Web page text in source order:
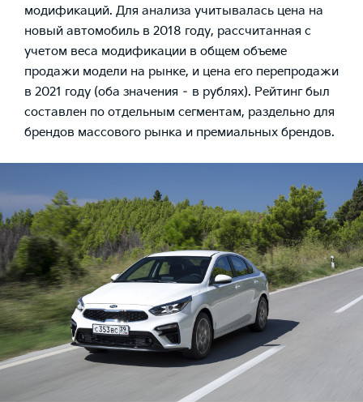
модификаций. Для анализа учитывалась цена на
новый автомобиль в 2018 году, рассчитанная с
учетом веса модификации в общем объеме
продажи модели на рынке, и цена его перепродажи
в 2021 году (оба значения – в рублях). Рейтинг был
составлен по отдельным сегментам, раздельно для
брендов массового рынка и премиальных брендов.